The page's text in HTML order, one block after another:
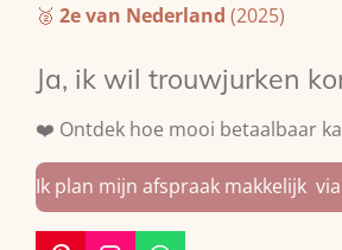
🥈 2e van Nederland (2025)
Ja, ik wil trouwjurken
❤️ Ontdek hoe mooi betaalbaar
Ik plan mijn afspraak makkelijk